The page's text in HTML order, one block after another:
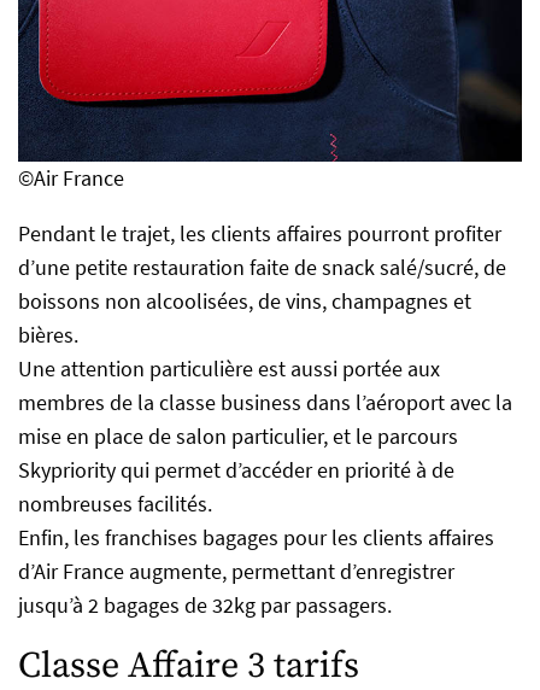
©Air France
Pendant le trajet, les clients affaires pourront profiter
d’une petite restauration faite de snack salé/sucré, de
boissons non alcoolisées, de vins, champagnes et
bières.
Une attention particulière est aussi portée aux
membres de la classe business dans l’aéroport avec la
mise en place de salon particulier, et le parcours
Skypriority qui permet d’accéder en priorité à de
nombreuses facilités.
Enfin, les franchises bagages pour les clients affaires
d’Air France augmente, permettant d’enregistrer
jusqu’à 2 bagages de 32kg par passagers.
Classe Affaire 3 tarifs